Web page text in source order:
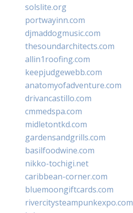
solslite.org
portwayinn.com
djmaddogmusic.com
thesoundarchitects.com
allin1roofing.com
keepjudgewebb.com
anatomyofadventure.com
drivancastillo.com
cmmedspa.com
midletontkd.com
gardensandgrills.com
basilfoodwine.com
nikko-tochigi.net
caribbean-corner.com
bluemoongiftcards.com
rivercitysteampunkexpo.com